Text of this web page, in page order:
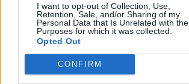
I want to opt-out of Collection, Use,
Retention, Sale, and/or Sharing of my
Personal Data that Is Unrelated with the
Purposes for which it was collected.
Opted Out
CONFIRM